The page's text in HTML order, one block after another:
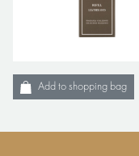
Add to shopping bag